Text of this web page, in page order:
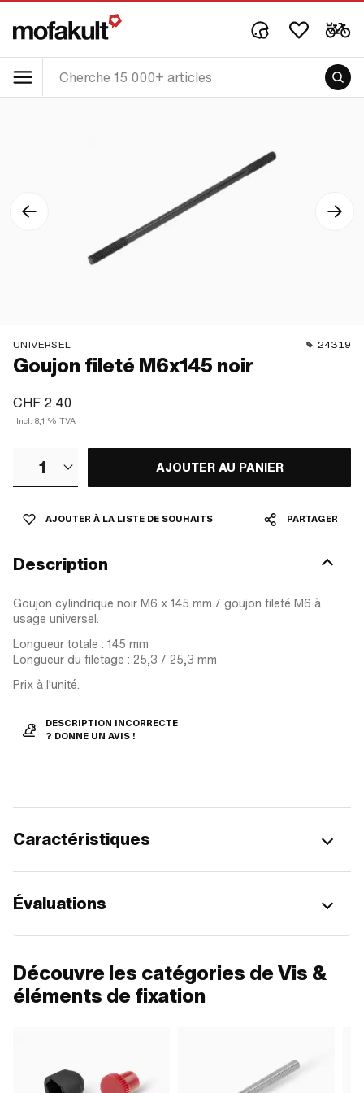
UNIVERSEL 24319
Goujon fileté M6x145 noir
CHF 2.40
Incl. 8,1 % TVA
1 AJOUTER AU PANIER
AJOUTER À LA LISTE DE SOUHAITS PARTAGER
Description
Goujon cylindrique noir M6 x 145 mm / goujon fileté M6 à
usage universel.
Longueur totale : 145 mm
Longueur du filetage : 25,3 / 25,3 mm
Prix à l'unité.
DESCRIPTION INCORRECTE
? DONNE UN AVIS !
Caractéristiques
Évaluations
Découvre les catégories de Vis &
éléments de fixation